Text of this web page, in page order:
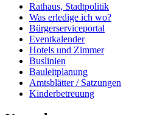
Rathaus, Stadtpolitik
Was erledige ich wo?
Bürgerserviceportal
Eventkalender
Hotels und Zimmer
Buslinien
Bauleitplanung
Amtsblätter / Satzungen
Kinderbetreuung